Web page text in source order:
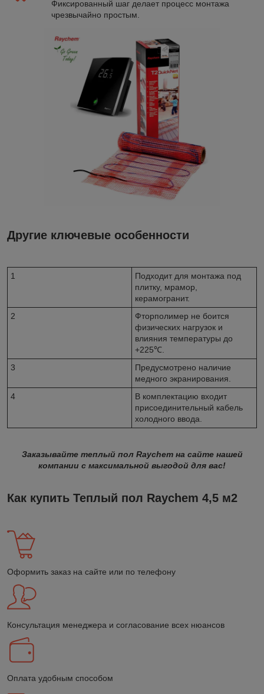
Фиксированный шаг делает процесс монтажа
чрезвычайно простым.
Другие ключевые особенности
1
Подходит для монтажа под
плитку, мрамор,
керамогранит.
2
Фторполимер не боится
физических нагрузок и
влияния температуры до
+225℃.
3
Предусмотрено наличие
медного экранирования.
4
В комплектацию входит
присоединительный кабель
холодного ввода.
Заказывайте теплый пол Raychem на сайте нашей
компании с максимальной выгодой для вас!
Как купить Теплый пол Raychem 4,5 м2
Оформить заказ на сайте или по телефону
Консультация менеджера и согласование всех нюансов
Оплата удобным способом